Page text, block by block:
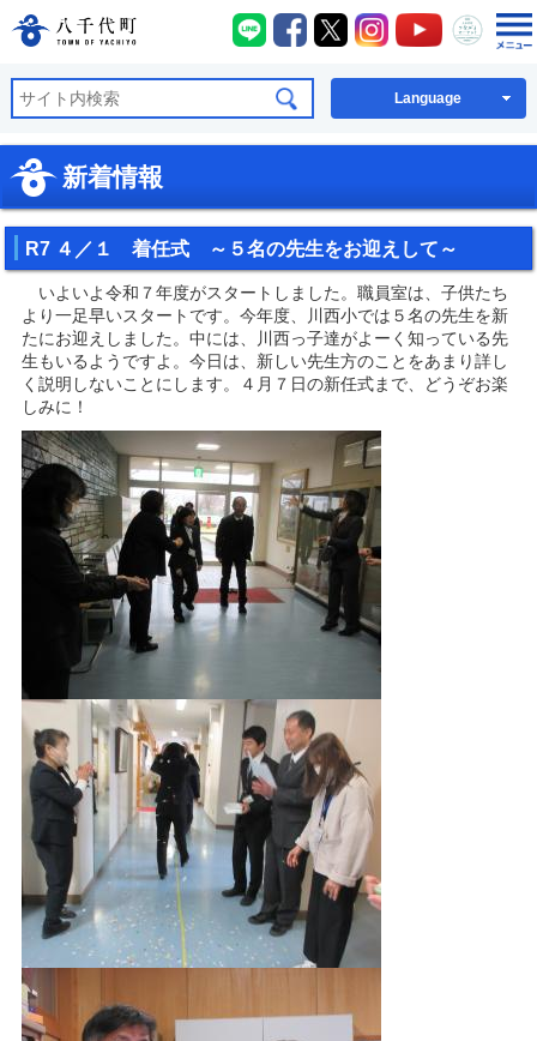
八千代町公式ホームページ
八千代町LINE
八千代町Facebook
八千代町X八千代町Instagram
八千代町
八千
Language
新着情報
R7 ４／１ 着任式 ～５名の先生をお迎えして～
いよいよ令和７年度がスタートしました。職員室は、子供たち
より一足早いスタートです。今年度、川西小では５名の先生を新
たにお迎えしました。中には、川西っ子達がよーく知っている先
生もいるようですよ。今日は、新しい先生方のことをあまり詳し
く説明しないことにします。４月７日の新任式まで、どうぞお楽
しみに！